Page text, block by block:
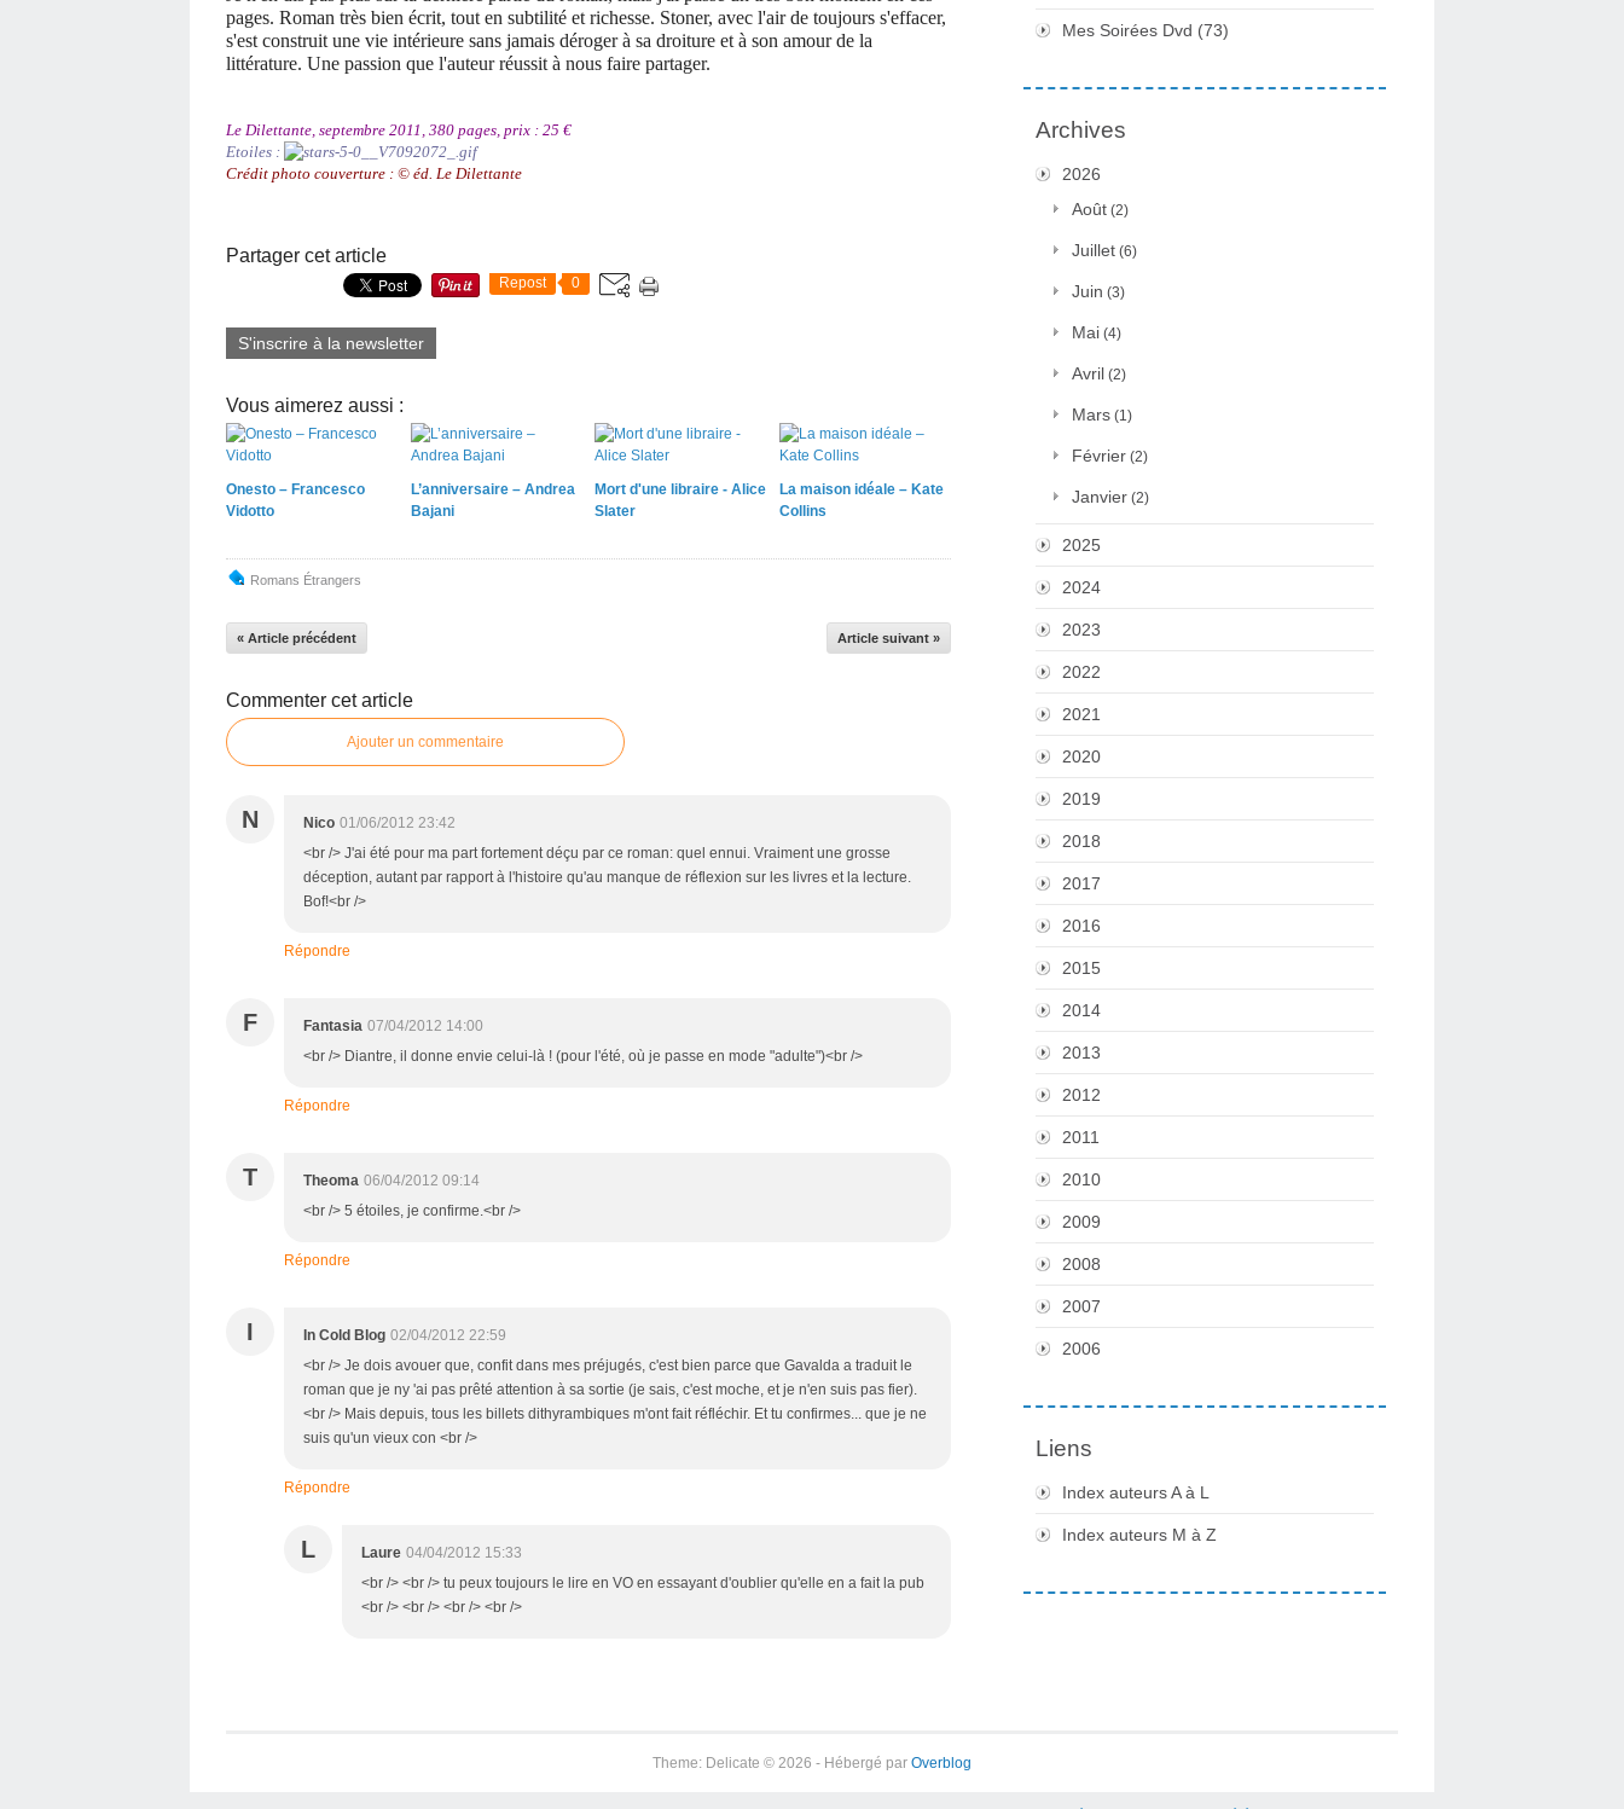
pages. Roman très bien écrit, tout en subtilité et richesse. Stoner, avec l'air de toujours s'effacer,
s'est construit une vie intérieure sans jamais déroger à sa droiture et à son amour de la
littérature. Une passion que l'auteur réussit à nous faire partager.
Le Dilettante, septembre 2011, 380 pages, prix : 25 €
Etoiles :
Crédit photo couverture : © éd. Le Dilettante
Partager cet article
Repost 0
S'inscrire à la newsletter
Vous aimerez aussi :
Onesto – Francesco
Vidotto
L’anniversaire – Andrea
Bajani
Mort d'une libraire - Alice
Slater
La maison idéale – Kate
Collins
Romans Étrangers
« Article précédent Article suivant »
Commenter cet article
Ajouter un commentaire
N Nico 01/06/2012 23:42
<br /> J'ai été pour ma part fortement déçu par ce roman: quel ennui. Vraiment une grosse
déception, autant par rapport à l'histoire qu'au manque de réflexion sur les livres et la lecture.
Bof!<br />
Répondre
F Fantasia 07/04/2012 14:00
<br /> Diantre, il donne envie celui-là ! (pour l'été, où je passe en mode "adulte")<br />
Répondre
T Theoma 06/04/2012 09:14
<br /> 5 étoiles, je confirme.<br />
Répondre
I In Cold Blog 02/04/2012 22:59
<br /> Je dois avouer que, confit dans mes préjugés, c'est bien parce que Gavalda a traduit le
roman que je ny 'ai pas prêté attention à sa sortie (je sais, c'est moche, et je n'en suis pas fier).
<br /> Mais depuis, tous les billets dithyrambiques m'ont fait réfléchir. Et tu confirmes... que je ne
suis qu'un vieux con <br />
Répondre
L Laure 04/04/2012 15:33
<br /> <br /> tu peux toujours le lire en VO en essayant d'oublier qu'elle en a fait la pub
<br /> <br /> <br /> <br />
Mes Soirées Dvd (73)
Archives
2026
Août (2)
Juillet (6)
Juin (3)
Mai (4)
Avril (2)
Mars (1)
Février (2)
Janvier (2)
2025
2024
2023
2022
2021
2020
2019
2018
2017
2016
2015
2014
2013
2012
2011
2010
2009
2008
2007
2006
Liens
Index auteurs A à L
Index auteurs M à Z
Theme: Delicate © 2026 - Hébergé par Overblog